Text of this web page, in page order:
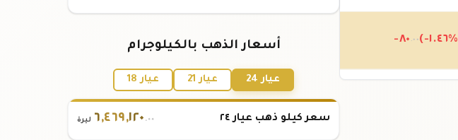
-٨٠ .٠٠ أسعار الذهب بالكيلوجرام
عيار 24 عيار 21 عيار 18
سعر كيلو ذهب عيار ٢٤ ٦,٤٦٩,١٢٠ .٠٠ ليرة